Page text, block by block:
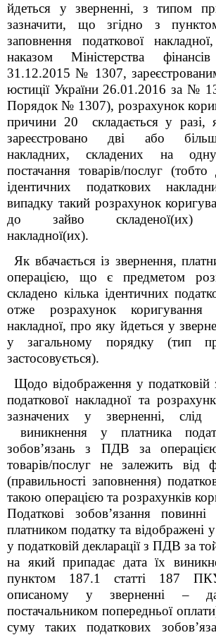
йдеться у зверненні, з типом
зазначити, що згідно з
заповнення податкової
наказом Міністерства
31.12.2015 № 1307,
юстиції України 26.01.2016 за №
Порядок № 1307), розрахунок
причини 20
складається у
зареєстровано дві або
накладних, складених на
постачання товарів/послуг
ідентичних податкових
випадку такий розрахунок
до зайво складеної(их)
накладної(их).
Як вбачається із звернення,
операцією, що є предметом
складено кілька ідентичних
отже розрахунок коригування
накладної, про яку йдеться у
у загальному порядку (тип
застосовується).
Щодо відображення у податковій
податкової накладної та
зазначених у зверненні, слід
виникнення у платника
зобов’язань з ПДВ за
товарів/послуг не залежить від
(правильності заповнення)
такою операцією та розрахунків
Податкові зобов’язання повинні
платником податку та відображені
у податковій декларації з ПДВ за
на який припадає дата їх
пунктом 187.1 статті 187
описаному у зверненні –
постачальником попередньої
суму таких податкових